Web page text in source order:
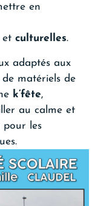
en
et culturelles.
adaptés aux
de matériels de
k’fête,
au calme et
pour les